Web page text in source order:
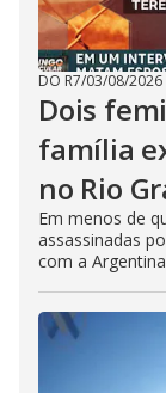
DO R7/03/08/2026
Dois
família
no Rio
Em menos de
assassinadas
com a Argentina